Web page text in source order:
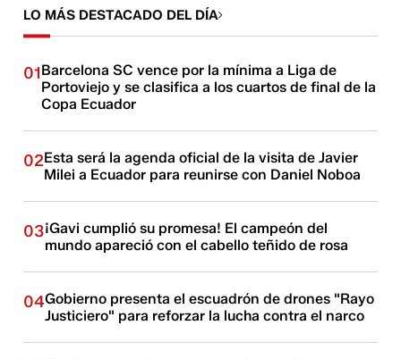
LO MÁS DESTACADO DEL DÍA
01Barcelona SC vence por la mínima a Liga de
Portoviejo y se clasifica a los cuartos de final de la
Copa Ecuador
02Esta será la agenda oficial de la visita de Javier
Milei a Ecuador para reunirse con Daniel Noboa
03¡Gavi cumplió su promesa! El campeón del
mundo apareció con el cabello teñido de rosa
04Gobierno presenta el escuadrón de drones "Rayo
Justiciero" para reforzar la lucha contra el narco